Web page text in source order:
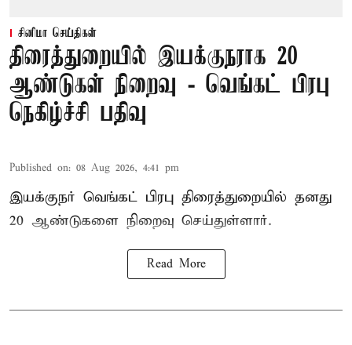
சினிமா செய்திகள்
திரைத்துறையில் இயக்குநராக 20
ஆண்டுகள் நிறைவு - வெங்கட் பிரபு
நெகிழ்ச்சி பதிவு
Published on: 08 Aug 2026, 4:41 pm
இயக்குநர் வெங்கட் பிரபு திரைத்துறையில் தனது
20 ஆண்டுகளை நிறைவு செய்துள்ளார்.
Read More